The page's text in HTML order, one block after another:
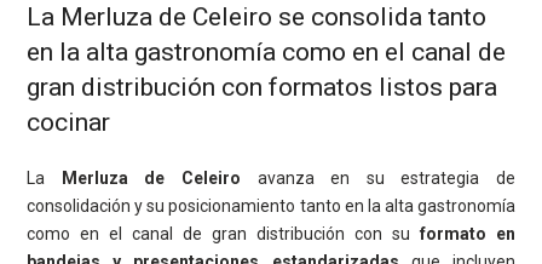
La Merluza de Celeiro se consolida tanto
en la alta gastronomía como en el canal de
gran distribución con formatos listos para
cocinar
La Merluza de Celeiro avanza en su estrategia de
consolidación y su posicionamiento tanto en la alta gastronomía
como en el canal de gran distribución con suformato en